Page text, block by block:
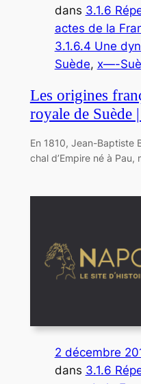
dans 3.1.6
actes de la
3.1.6.4 Une
Suède, x—-
Les origines
royale de Suède
En 1810, Jean-Baptiste
chal d’Empire né à
2 décembre
dans 3.1.6